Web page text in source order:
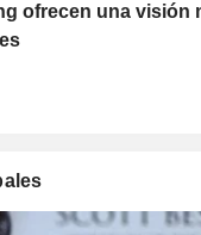
ofrecen una visión